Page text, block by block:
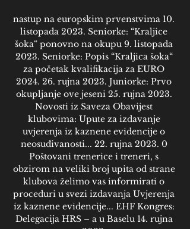
nastup na europskim prvenstvima 10.
listopada 2023. Seniorke: “Kraljice
šoka“ ponovno na okupu 9. listopada
2023. Seniorke: Popis “Kraljica šoka“
za početak kvalifikacija za EURO
2024. 26. rujna 2023. Juniorke: Prvo
okupljanje ove jeseni 25. rujna 2023.
Novosti iz Saveza Obavijest
klubovima: Upute za izdavanje
uvjerenja iz kaznene evidencije o
neosuđivanosti... 22. rujna 2023. 0
Poštovani trenerice i treneri, s
obzirom na veliki broj upita od strane
klubova želimo vas informirati o
proceduri u svezi izdavanja Uvjerenja
iz kaznene evidencije... EHF Kongres:
Delegacija HRS – a u Baselu 14. rujna